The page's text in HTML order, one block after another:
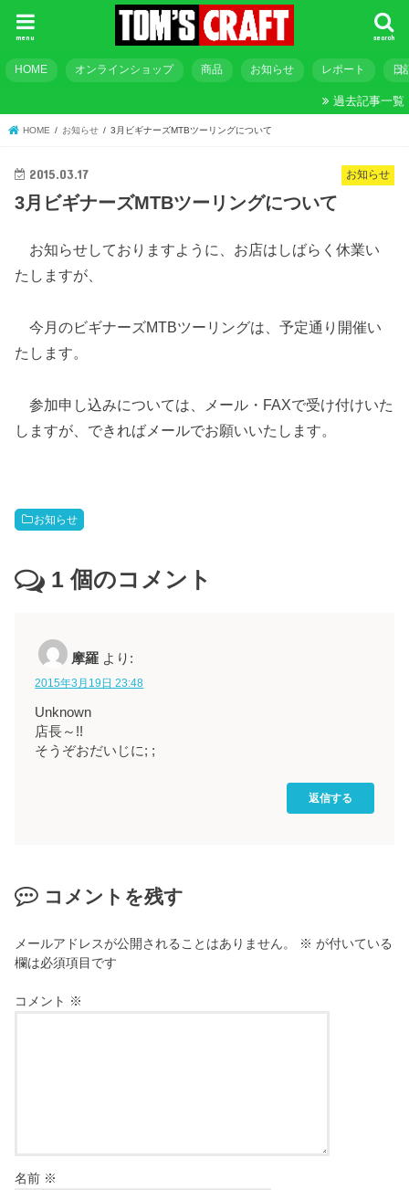
search
menu
HOME オンラインショップ 商品 お知らせ レポート 日
過去記事一覧
HOME お知らせ 3月ビギナーズMTBツーリングについて
お知らせ
2015.03.17
3月ビギナーズMTBツーリングについて
お知らせしておりますように、お店はしばらく休業い
たしますが、
今月のビギナーズMTBツーリングは、予定通り開催い
たします。
参加申し込みについては、メール・FAXで受け付けいた
しますが、できればメールでお願いいたします。
お知らせ
1 個のコメント
摩羅 より:
2015年3月19日 23:48
Unknown
店長～!!
そうぞおだいじに; ;
返信する
コメントを残す
メールアドレスが公開されることはありません。 ※ が付いている
欄は必須項目です
コメント ※
名前 ※